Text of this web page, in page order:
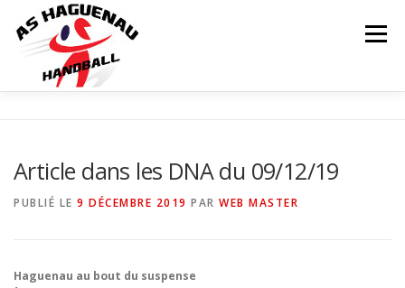
Menu
INFOS COMPLÉMENTAIRES
Article dans les DNA du 09/12/19
PUBLIÉ LE 9 DÉCEMBRE 2019 PAR WEB MASTER
Haguenau au bout du suspense